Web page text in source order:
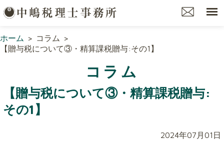
ホーム > コラム
>
【贈与税について③・精算課税贈与:その1】
コラム
【贈与税について③・精算課税贈与:
その1】
2024年07月01日